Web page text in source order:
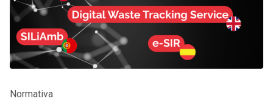
Normativa